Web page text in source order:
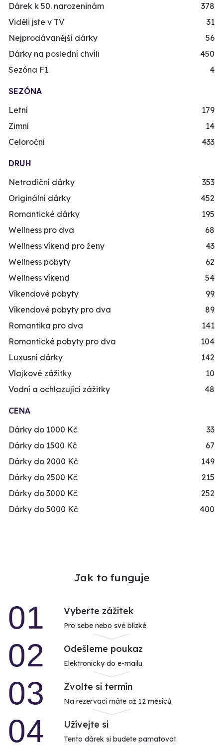
Dárek k 50. narozeninám
378
Viděli jste v TV
31
Nejprodávanější dárky
56
Dárky na poslední chvíli
450
Sezóna F1
4
SEZÓNA
Letní
179
Zimní
14
Celoroční
433
DRUH
Netradiční dárky
353
Originální dárky
452
Romantické dárky
195
Wellness pro dva
68
Wellness víkend pro ženy
43
Wellness pobyty
62
Wellness víkend
54
Víkendové pobyty
99
Víkendové pobyty pro dva
89
Romantika pro dva
141
Romantické pobyty pro dva
104
Luxusní dárky
142
Vlajkové zážitky
10
Vodní a ochlazující zážitky
48
CENA
Dárky do 1000 Kč
33
Dárky do 1500 Kč
67
Dárky do 2000 Kč
149
Dárky do 2500 Kč
215
Dárky do 3000 Kč
252
Dárky do 5000 Kč
400
Jak to funguje
01 Vyberte zážitek
Pro sebe nebo své blízké.
02 Odešleme poukaz
Elektronicky do e-mailu.
03 Zvolte si termín
Na rezervaci máte až 12 měsíců.
04 Užívejte si
Tento dárek si budete pamatovat.